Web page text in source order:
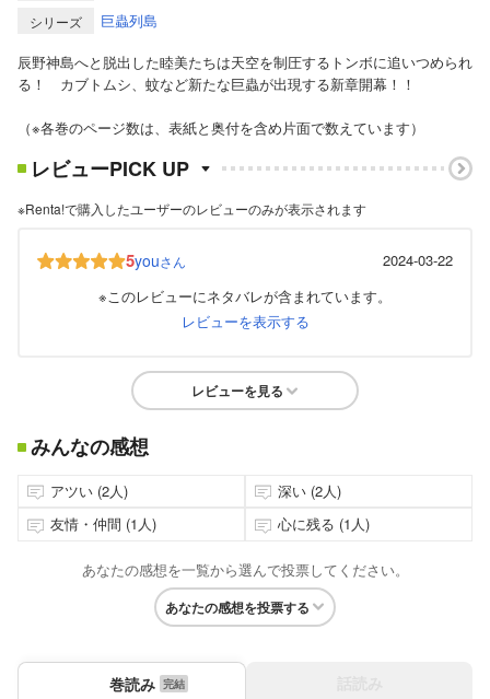
シリーズ
巨蟲列島
辰野神島へと脱出した睦美たちは天空を制圧するトンボに追いつめられ
る！ カブトムシ、蚊など新たな巨蟲が出現する新章開幕！！
（※各巻のページ数は、表紙と奥付を含め片面で数えています）
レビューPICK UP
※Renta!で購入したユーザーのレビューのみが表示されます
5youさん
2024-03-22
※このレビューにネタバレが含まれています。
レビューを表示する
レビューを見る
みんなの感想
アツい (2人)
深い (2人)
友情・仲間 (1人)
心に残る (1人)
あなたの感想を一覧から選んで投票してください。
あなたの感想を投票する
巻読み